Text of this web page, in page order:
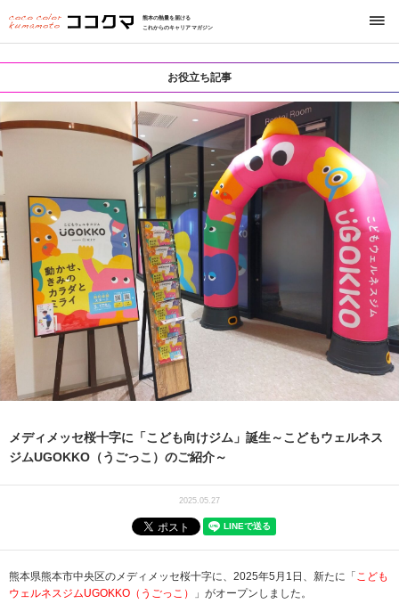
熊本の熱量を届ける
これからのキャリアマガジン
お役立ち記事
メディメッセ桜十字に「こども向けジム」誕生～こどもウェルネス
ジムUGOKKO（うごっこ）のご紹介～
2025.05.27
熊本県熊本市中央区のメディメッセ桜十字に、2025年5月1日、新たに「 こども
ウェルネスジムUGOKKO（うごっこ）
」がオープンしました。